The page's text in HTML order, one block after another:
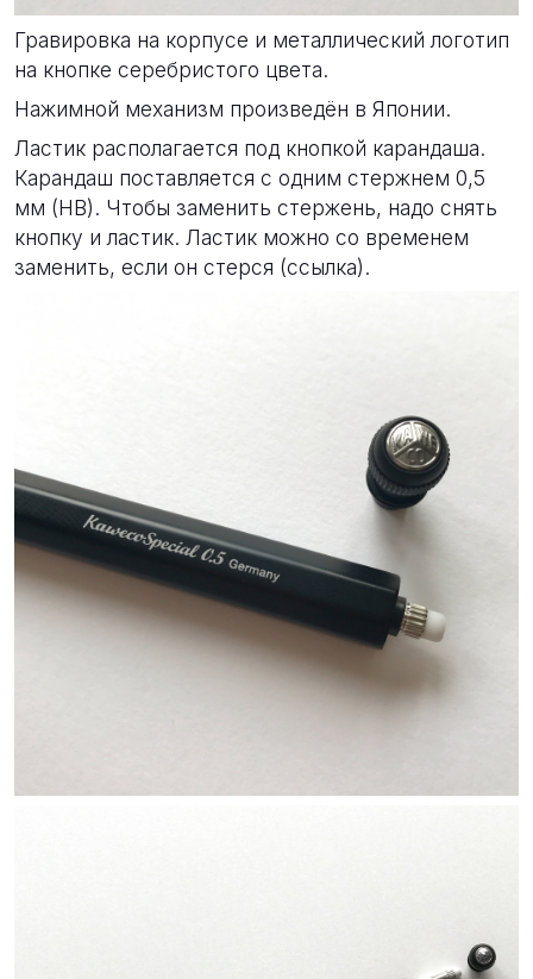
Гравировка на корпусе и металлический логотип
на кнопке серебристого цвета.
Нажимной механизм произведён в Японии.
Ластик располагается под кнопкой карандаша.
Карандаш поставляется с одним стержнем 0,5
мм (HB). Чтобы заменить стержень, надо снять
кнопку и ластик. Ластик можно со временем
заменить, если он стерся (ссылка).